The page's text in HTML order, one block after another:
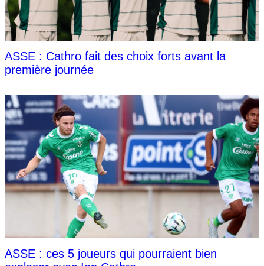
ASSE : Cathro fait des choix forts avant la
première journée
ASSE : ces 5 joueurs qui pourraient bien